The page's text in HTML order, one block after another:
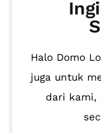
Halo Domo
juga untuk
dari kami,